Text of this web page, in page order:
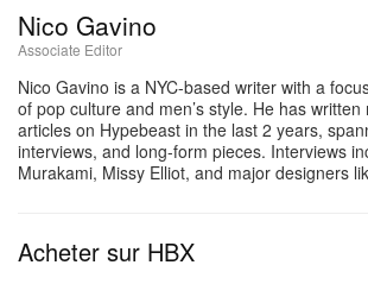
l’allure de quelque chose qui a
place dans le vestiaire du quotidien
deVogue Business.
évolue dans le même univers que la
WALL de Ross, réputée pour ses
son imaginaire industriel.
« Nous concevons aussi un système
Nico Gavino
Associate Editor
Nico Gavino is a NYC-based writer with a
of pop culture and men’s style. He has
articles on Hypebeast in the last 2 years,
interviews, and long-form pieces. Interviews
Murakami, Missy Elliot, and major designers
Acheter sur HBX